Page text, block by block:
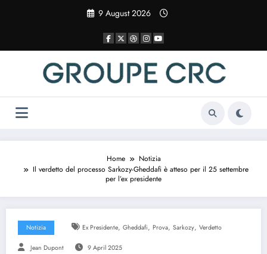
9 August 2026
Home
Notizia
Il verdetto del processo Sarkozy-Gheddafi è atteso per il 25 settembre
per l’ex presidente
Notizia Ex Presidente, Gheddafi, Prova, Sarkozy, Verdetto
Jean Dupont 9 April 2025